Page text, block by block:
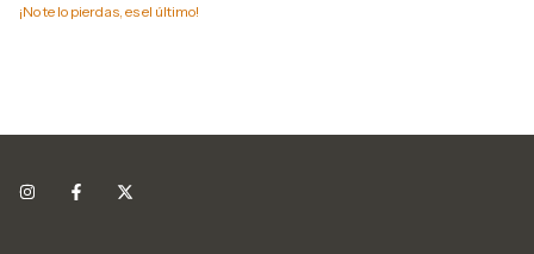
¡No te lo pierdas, es el último!